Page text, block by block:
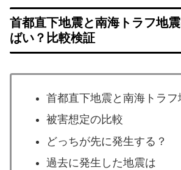
首都直下地震と南海トラフ地
ばい？比較検証
首都直下地震と南海トラフ
被害想定の比較
どっちが先に発生する？
過去に発生した地震は